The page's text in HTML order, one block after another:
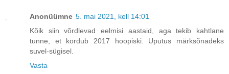
Anonüümne 5. mai 2021, kell 14:01
Kõik siin võrdlevad eelmisi aastaid, aga tekib kahtlane
tunne, et kordub 2017 hoopiski. Uputus märksõnadeks
suvel-sügisel.
Vasta